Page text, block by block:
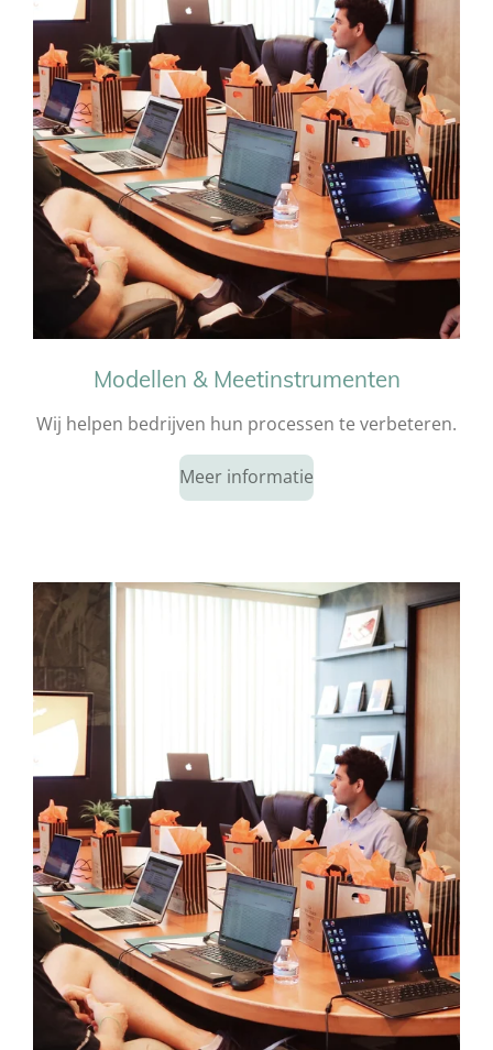
Modellen & Meetinstrumenten
Wij helpen bedrijven hun processen te verbeteren.
Meer informatie